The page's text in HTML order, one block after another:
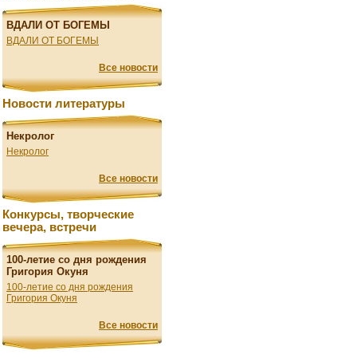
ВДАЛИ ОТ БОГЕМЫ
ВДАЛИ ОТ БОГЕМЫ
Все новости
Новости литературы
Некролог
Некролог
Все новости
Конкурсы, творческие
вечера, встречи
100-летие со дня рождения
Григория Окуня
100-летие со дня рождения
Григория Окуня
Все новости